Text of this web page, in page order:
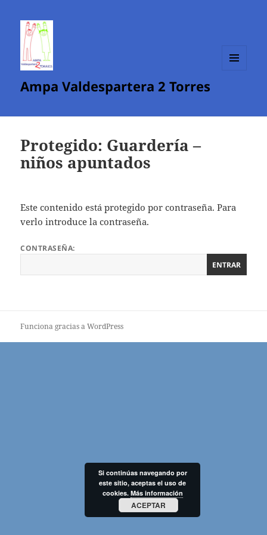
Ampa Valdespartera 2 Torres
Protegido: Guardería –
niños apuntados
Este contenido está protegido por contraseña. Para
verlo introduce la contraseña.
CONTRASEÑA:
Funciona gracias a WordPress
Si continúas navegando por
este sitio, aceptas el uso de
cookies. Más información
ACEPTAR